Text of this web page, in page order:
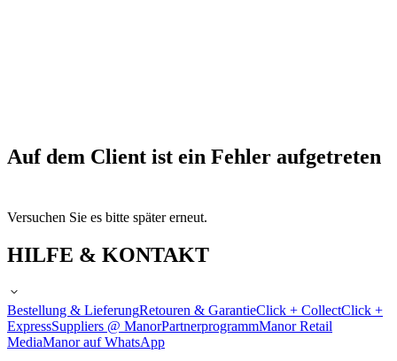
Auf dem Client ist ein Fehler aufgetreten
Versuchen Sie es bitte später erneut.
HILFE & KONTAKT
Bestellung & LieferungRetouren & GarantieClick + CollectClick +
ExpressSuppliers @ ManorPartnerprogrammManor Retail
MediaManor auf WhatsApp